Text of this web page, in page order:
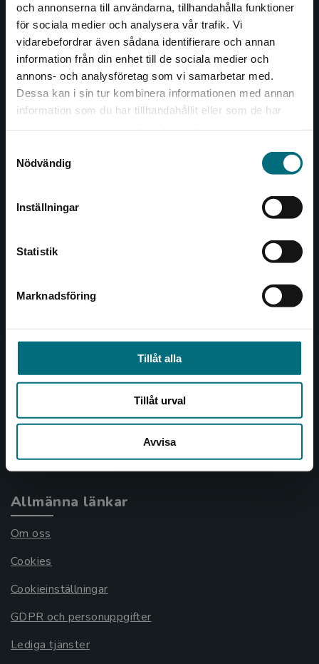
och annonserna till användarna, tillhandahålla funktioner
för sociala medier och analysera vår trafik. Vi
vidarebefordrar även sådana identifierare och annan
information från din enhet till de sociala medier och
annons- och analysföretag som vi samarbetar med.
Dessa kan i sin tur kombinera informationen med annan
information som du har tillhandahållit eller som de har
Nödvändig
Inställningar
Statistik
Marknadsföring
Tillåt alla
Tillåt urval
Avvisa
Begränsad fraktregion
Det verkar som att du besöker
Sverige. För att kunna slutföra ett köp måste
Nypon och Vilja
Nypon och Vilja förlag ger ut böcker som väcker läslust
och öppnar dörren till nya världar och möjligheter för
såväl barn som vuxna.
Nypon och Vilja förlag är en del av Studentlitteratur.
Kontakta oss
Kontakta oss
Åkergränden 1
Kundservice
Kontakta kundservice
Köpvillkor
Allmänna länkar
Om oss
Cookies
Cookieinställningar
GDPR och personuppgifter
Lediga tjänster